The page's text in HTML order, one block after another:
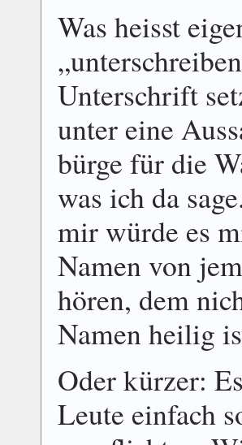
Was heisst
Unterschrift
unter eine
bürge für die
was ich da
mir würde es
Namen von
hören, dem
Namen heilig
Oder kürzer:
Leute einfach